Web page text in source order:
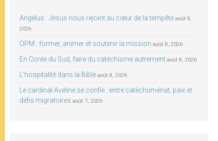
Angélus : Jésus nous rejoint au cœur de la tempête août 9,
2026
OPM : former, animer et soutenir la mission août 8, 2026
En Corée du Sud, faire du catéchisme autrement août 8, 2026
L’hospitalité dans la Bible août 8, 2026
Le cardinal Aveline se confie : entre catéchuménat, paix et
défis migratoires août 7, 2026